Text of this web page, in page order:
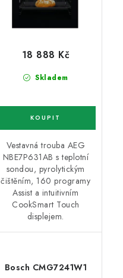
Skladem
18 888 Kč
Vestavná trouba AEG
NBE7P631AB s teplotní
sondou, pyrolytickým
čištěním, 160 programy
Assist a intuitivním
CookSmart Touch
displejem.
Bosch CMG7241W1